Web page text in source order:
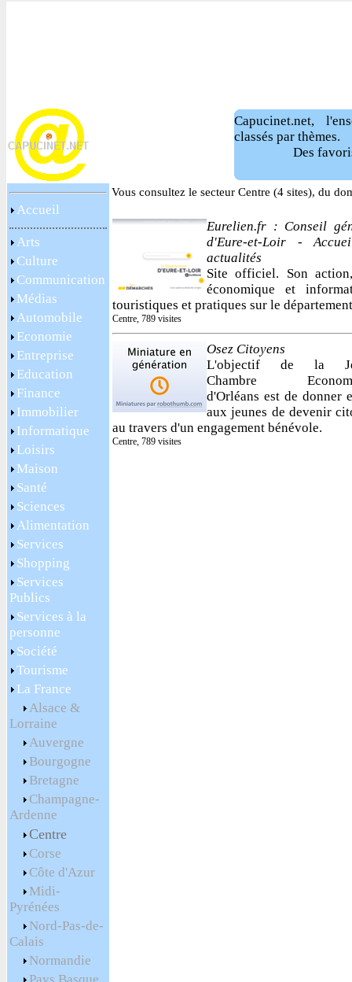
Capucinet.net,
classés par thèmes.
Des
Accueil
Arts
Culture
Communication
Médias
Automobile
Economie
Entreprise
Education
Finance
Immobilier
Informatique
Loisirs
Maison
Santé
Sciences
Alimentation
Services
Shopping
Services
Publics
Services à la
personne
Société
Tourisme
La France
Alsace &
Lorraine
Auvergne
Bourgogne
Bretagne
Champagne-
Ardenne
Centre
Corse
Côte d'Azur
Midi-
Pyrénées
Nord-Pas-de-
Calais
Normandie
Vous consultez le secteur Centre (4 sites), du
Eurelien.fr : Conseil
d'Eure-et-Loir -
actualités
Site officiel. Son
économique et
touristiques et pratiques sur le
Centre, 789 visites
Osez Citoyens
L'objectif de la
Chambre
d'Orléans est de donner
aux jeunes de devenir
au travers d'un engagement bénévole.
Centre, 789 visites